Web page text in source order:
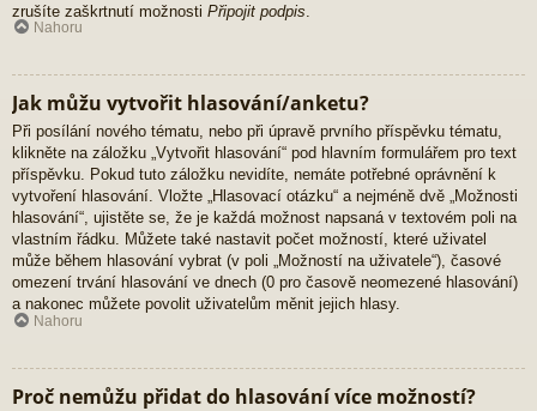
zrušíte zaškrtnutí možnosti Připojit podpis
Nahoru
Jak můžu vytvořit hlasování/anketu?
Při posílání nového tématu, nebo při úpravě prvního příspěvku tématu,
klikněte na záložku „Vytvořit hlasování“ pod hlavním formulářem pro text
příspěvku. Pokud tuto záložku nevidíte, nemáte potřebné oprávnění k
vytvoření hlasování. Vložte „Hlasovací otázku“ a nejméně dvě „Možnosti
hlasování“, ujistěte se, že je každá možnost napsaná v textovém poli na
vlastním řádku. Můžete také nastavit počet možností, které uživatel
může během hlasování vybrat (v poli „Možností na uživatele“), časové
omezení trvání hlasování ve dnech (0 pro časově neomezené hlasování)
a nakonec můžete povolit uživatelům měnit jejich hlasy.
Nahoru
Proč nemůžu přidat do hlasování více možností?